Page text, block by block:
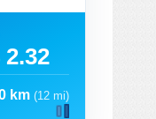
km (12 mi)